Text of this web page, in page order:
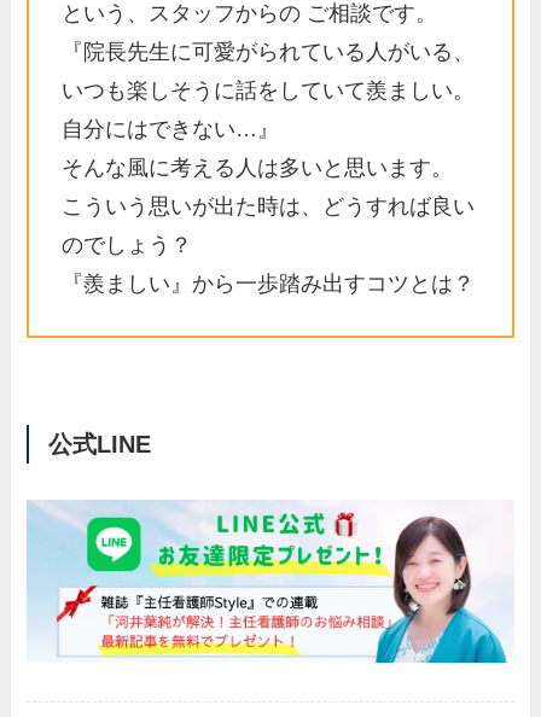
という、スタッフからの ご相談です。
『院長先生に可愛がられている人がいる、
いつも楽しそうに話をしていて羨ましい。
自分にはできない…』
そんな風に考える人は多いと思います。
こういう思いが出た時は、どうすれば良い
のでしょう？
『羨ましい』から一歩踏み出すコツとは？
公式LINE